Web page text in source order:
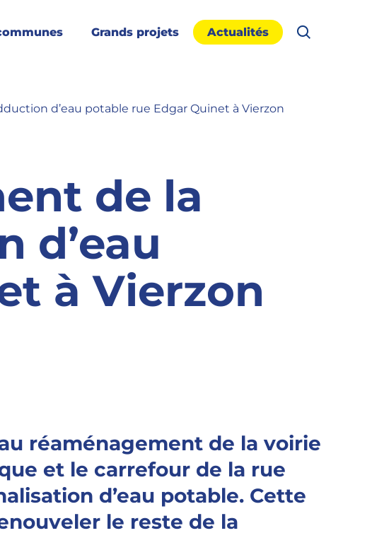
Grands projets Actualités Rechercher
d’eau potable rue Edgar Quinet à Vierzon
de la
d’eau
à Vierzon
réaménagement de la voirie
et le carrefour de la rue
d’eau potable. Cette
le reste de la